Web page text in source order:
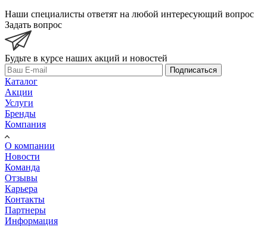
Наши специалисты ответят на любой интересующий вопрос
Задать вопрос
Будьте в курсе наших акций и новостей
Подписаться
Каталог
Акции
Услуги
Бренды
Компания
О компании
Новости
Команда
Отзывы
Карьера
Контакты
Партнеры
Информация